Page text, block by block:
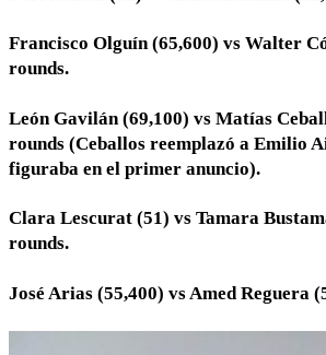
Francisco Olguín (65,600) vs Walter
rounds.
León Gavilán (69,100) vs Matías
rounds (Ceballos reemplazó a Emilio
figuraba en el primer anuncio).
Clara Lescurat (51) vs Tamara
rounds.
José Arias (55,400) vs Amed Reguera